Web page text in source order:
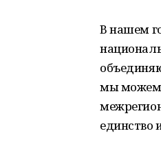
В нашем
мы можем
единство